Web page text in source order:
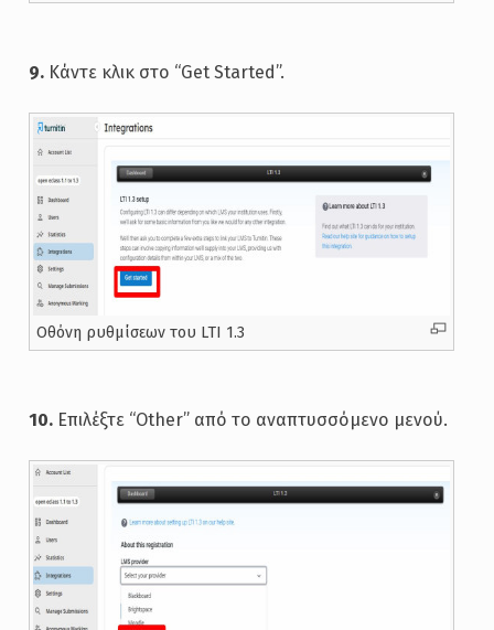
9.Κάντε κλικ στο “Get Started”.
Oθόνη ρυθμίσεων του LTI 1.3
10.Επιλέξτε “Other” από το αναπτυσσόμενο μενού.